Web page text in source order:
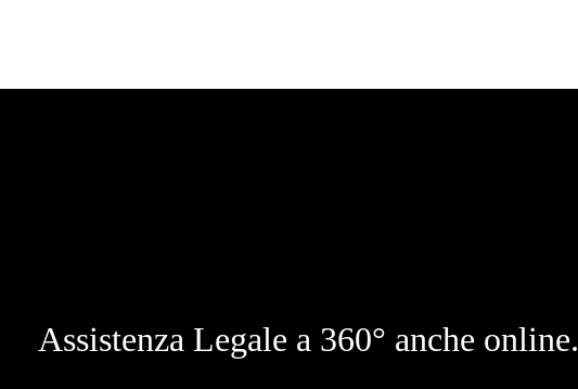
Assistenza Legale a 360° anche online.